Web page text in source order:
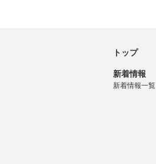
トップ
新着情報
新着情報一覧